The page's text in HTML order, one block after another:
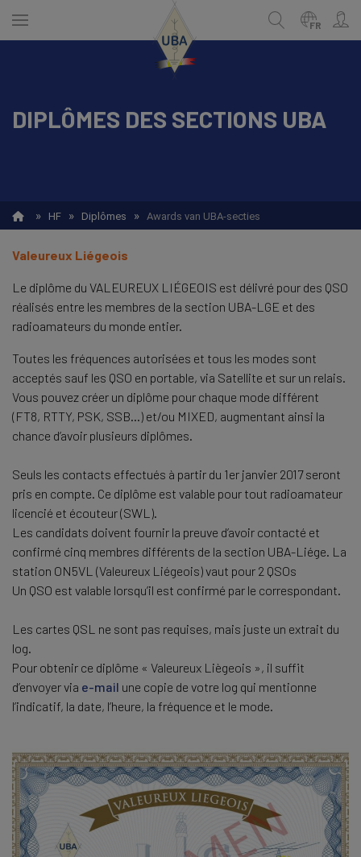
FR
ENGLISH
Recherche
DIPLÔMES DES SECTIONS UBA
» HF » Diplômes » Awards van UBA-secties
Valeureux Liégeois
Le diplôme du VALEUREUX LIÉGEOIS est délivré pour des QSO
réalisés entre les membres de la section UBA-LGE et des
radioamateurs du monde entier.
Toutes les fréquences autorisées et tous les modes sont
acceptés sauf les QSO en portable, via Satellite et sur un relais.
Vous pouvez créer un diplôme pour chaque mode différent
(FT8, RTTY, PSK, SSB…) et/ou MIXED, augmentant ainsi la
chance d’avoir plusieurs diplômes.
Seuls les contacts effectués à partir du 1er janvier 2017 seront
pris en compte. Ce diplôme est valable pour tout radioamateur
licencié et écouteur (SWL).
Les candidats doivent fournir la preuve d’avoir contacté et
confirmé cinq membres différents de la section UBA-Liége. La
station ON5VL (Valeureux Liégeois) vaut pour 2 QSOs
Un QSO est valable lorsqu’il est confirmé par le correspondant.
Les cartes QSL ne sont pas requises, mais juste un extrait du
log.
Pour obtenir ce diplôme « Valeureux Liègeois », il suffit
d’envoyer via e-mail une copie de votre log qui mentionne
l’indicatif, la date, l’heure, la fréquence et le mode.